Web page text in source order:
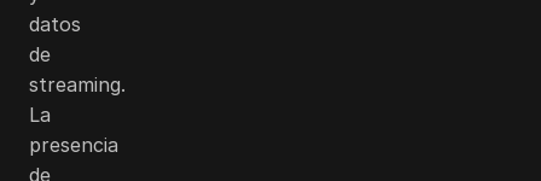
datos
de
streaming.
La
presencia
de